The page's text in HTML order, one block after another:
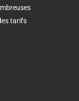
tarifs